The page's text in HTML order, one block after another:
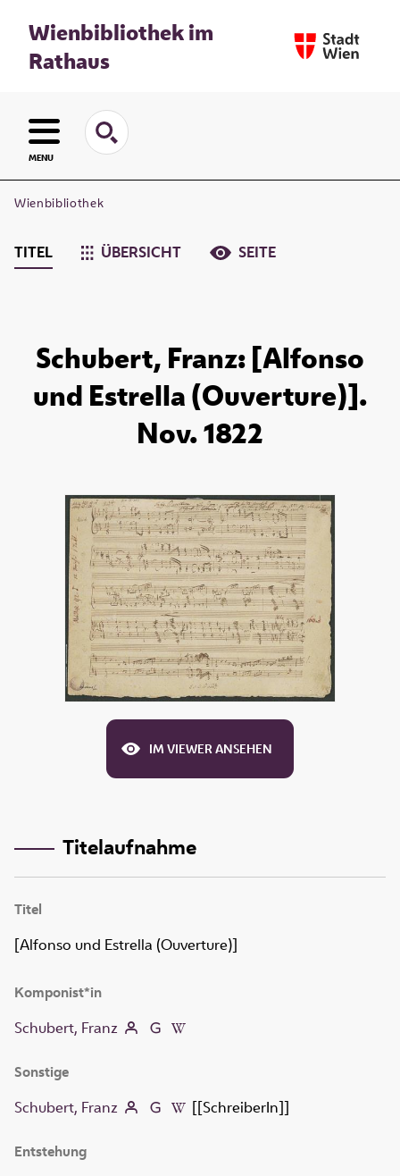
Wienbibliothek im
Rathaus
MENU
Wienbibliothek
TITEL ÜBERSICHT SEITE
Schubert, Franz: [Alfonso
und Estrella (Ouverture)].
Nov. 1822
IM VIEWER ANSEHEN
Titelaufnahme
Titel
[Alfonso und Estrella (Ouverture)]
Komponist*in
Schubert, Franz
Sonstige
Schubert, Franz [[SchreiberIn]]
Entstehung